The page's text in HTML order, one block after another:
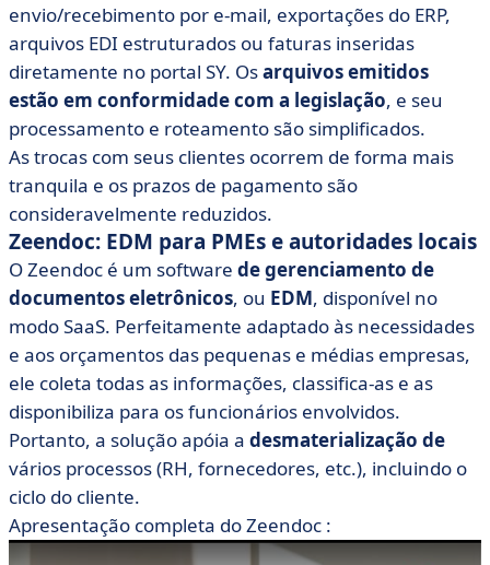
envio/recebimento por e-mail, exportações do ERP,
arquivos EDI estruturados ou faturas inseridas
diretamente no portal SY. Osarquivos emitidos
estão em conformidade com a legislação, e seu
processamento e roteamento são simplificados.
As trocas com seus clientes ocorrem de forma mais
tranquila e os prazos de pagamento são
consideravelmente reduzidos.
Zeendoc: EDM para PMEs e autoridades locais
O Zeendoc é um software de gerenciamento de
documentos eletrônicos, ou EDM, disponível no
modo SaaS. Perfeitamente adaptado às necessidades
e aos orçamentos das pequenas e médias empresas,
ele coleta todas as informações, classifica-as e as
disponibiliza para os funcionários envolvidos.
Portanto, a solução apóia a desmaterialização de
vários processos (RH, fornecedores, etc.), incluindo o
ciclo do cliente.
Apresentação completa do Zeendoc :